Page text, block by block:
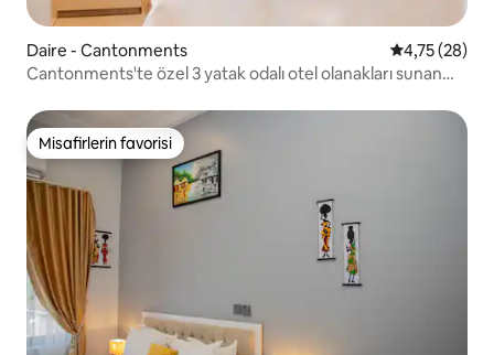
Daire - Cantonments 5 üzerinden
4,75 (28)
Cantonments'te özel 3 yatak odalı otel olanakları sunan
Misafirlerin favorisi
Misafirlerin favorisi